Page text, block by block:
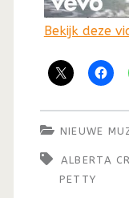
Bekijk deze
NIEUWE
ALBERTA
PETTY